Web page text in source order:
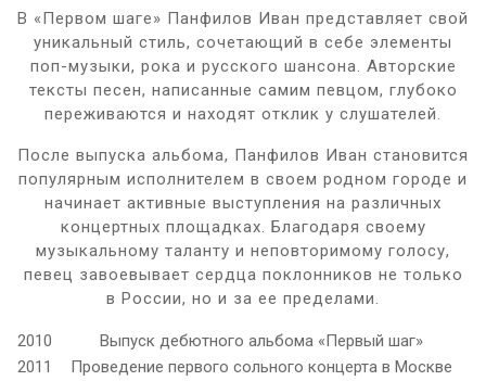
В «Первом шаге» Панфилов Иван представляет свой
уникальный стиль, сочетающий в себе элементы
поп-музыки, рока и русского шансона. Авторские
тексты песен, написанные самим певцом, глубоко
переживаются и находят отклик у слушателей.
После выпуска альбома, Панфилов Иван становится
популярным исполнителем в своем родном городе и
начинает активные выступления на различных
концертных площадках. Благодаря своему
музыкальному таланту и неповторимому голосу,
певец завоевывает сердца поклонников не только
в России, но и за ее пределами.
2010
Выпуск дебютного альбома «Первый шаг»
2011
Проведение первого сольного концерта в Москве